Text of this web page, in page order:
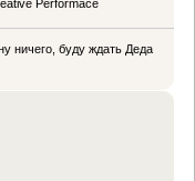
Performace
ничего, буду ждать Деда